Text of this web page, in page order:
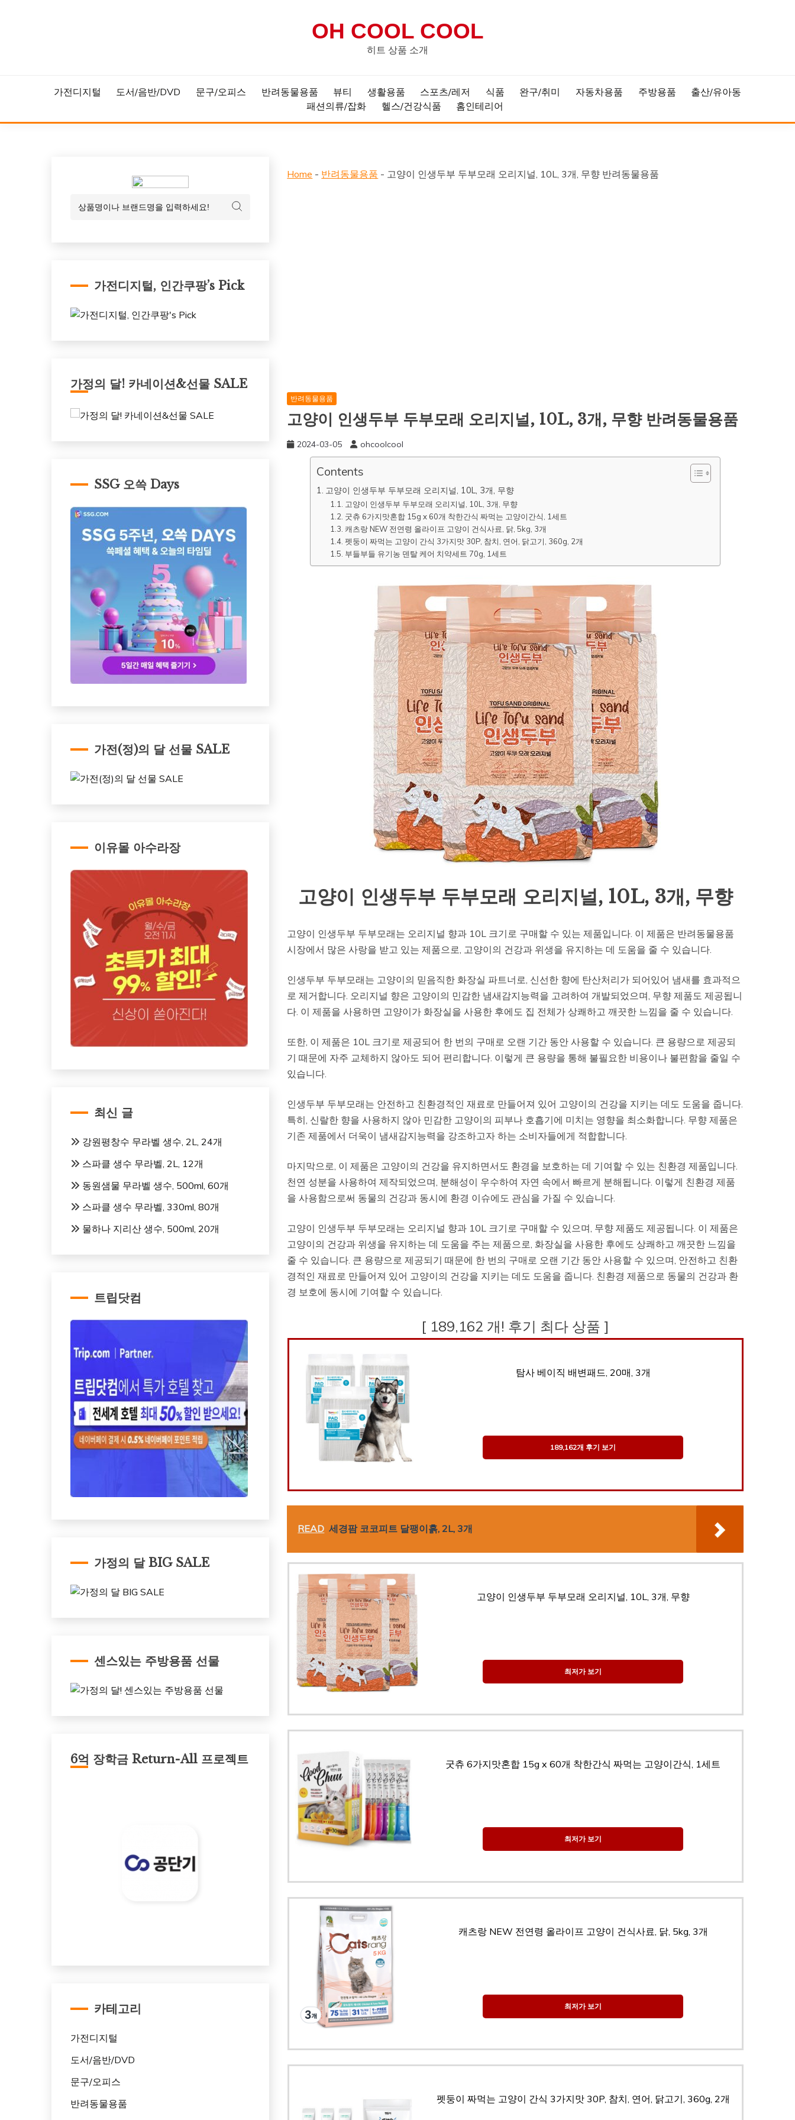
OH COOL COOL
히트 상품 소개
가전디지털 도서/음반/DVD 문구/오피스 반려동물용품 뷰티 생활용품 스포츠/레저 식품 완구/취미 자동차용품 주방용품
출산/유아동
패션의류/잡화
헬스/건강식품 홈인테리어
Home - 반려동물용품 - 고양이 인생두부 두부모래 오리지널, 10L, 3개, 무향 반려동물용품
반려동물용품
고양이 인생두부 두부모래 오리지널, 10L, 3개, 무향 반려동물용품
2024-03-05 ohcoolcool
Contents
고양이 인생두부 두부모래 오리지널, 10L, 3개, 무향
고양이 인생두부 두부모래 오리지널, 10L, 3개, 무향
굿츄 6가지맛혼합 15g x 60개 착한간식 짜먹는 고양이간식, 1세트
캐츠랑 NEW 전연령 올라이프 고양이 건식사료, 닭, 5kg, 3개
펫둥이 짜먹는 고양이 간식 3가지맛 30P, 참치, 연어, 닭고기, 360g, 2개
부들부들 유기농 덴탈 케어 치약세트 70g, 1세트
고양이 인생두부 두부모래 오리지널, 10L, 3개, 무향
고양이 인생두부 두부모래는 오리지널 향과 10L 크기로 구매할 수 있는 제품입니다. 이 제품은 반려동물용품
시장에서 많은 사랑을 받고 있는 제품으로, 고양이의 건강과 위생을 유지하는 데 도움을 줄 수 있습니다.
인생두부 두부모래는 고양이의 믿음직한 화장실 파트너로, 신선한 향에 탄산처리가 되어있어 냄새를 효과적으
로 제거합니다. 오리지널 향은 고양이의 민감한 냄새감지능력을 고려하여 개발되었으며, 무향 제품도 제공됩니
다. 이 제품을 사용하면 고양이가 화장실을 사용한 후에도 집 전체가 상쾌하고 깨끗한 느낌을 줄 수 있습니다.
또한, 이 제품은 10L 크기로 제공되어 한 번의 구매로 오랜 기간 동안 사용할 수 있습니다. 큰 용량으로 제공되
기 때문에 자주 교체하지 않아도 되어 편리합니다. 이렇게 큰 용량을 통해 불필요한 비용이나 불편함을 줄일 수
있습니다.
인생두부 두부모래는 안전하고 친환경적인 재료로 만들어져 있어 고양이의 건강을 지키는 데도 도움을 줍니다.
특히, 신랄한 향을 사용하지 않아 민감한 고양이의 피부나 호흡기에 미치는 영향을 최소화합니다. 무향 제품은
기존 제품에서 더욱이 냄새감지능력을 강조하고자 하는 소비자들에게 적합합니다.
마지막으로, 이 제품은 고양이의 건강을 유지하면서도 환경을 보호하는 데 기여할 수 있는 친환경 제품입니다.
천연 성분을 사용하여 제작되었으며, 분해성이 우수하여 자연 속에서 빠르게 분해됩니다. 이렇게 친환경 제품
을 사용함으로써 동물의 건강과 동시에 환경 이슈에도 관심을 가질 수 있습니다.
고양이 인생두부 두부모래는 오리지널 향과 10L 크기로 구매할 수 있으며, 무향 제품도 제공됩니다. 이 제품은
고양이의 건강과 위생을 유지하는 데 도움을 주는 제품으로, 화장실을 사용한 후에도 상쾌하고 깨끗한 느낌을
줄 수 있습니다. 큰 용량으로 제공되기 때문에 한 번의 구매로 오랜 기간 동안 사용할 수 있으며, 안전하고 친환
경적인 재료로 만들어져 있어 고양이의 건강을 지키는 데도 도움을 줍니다. 친환경 제품으로 동물의 건강과 환
경 보호에 동시에 기여할 수 있습니다.
[ 189,162 개! 후기 최다 상품 ]
탐사 베이직 배변패드, 20매, 3개
189,162개 후기 보기
READ 세경팜 코코피트 달팽이흙, 2L, 3개
고양이 인생두부 두부모래 오리지널, 10L, 3개, 무향
최저가 보기
굿츄 6가지맛혼합 15g x 60개 착한간식 짜먹는 고양이간식, 1세트
최저가 보기
캐츠랑 NEW 전연령 올라이프 고양이 건식사료, 닭, 5kg, 3개
최저가 보기
펫둥이 짜먹는 고양이 간식 3가지맛 30P, 참치, 연어, 닭고기, 360g, 2개
가전디지털, 인간쿠팡’s Pick
가정의 달! 카네이션&선물 SALE
SSG 오쓱 Days
가전(정)의 달 선물 SALE
이유몰 아수라장
최신 글
강원평창수 무라벨 생수, 2L, 24개
스파클 생수 무라벨, 2L, 12개
동원샘물 무라벨 생수, 500ml, 60개
스파클 생수 무라벨, 330ml, 80개
물하나 지리산 생수, 500ml, 20개
트립닷컴
가정의 달 BIG SALE
센스있는 주방용품 선물
6억 장학금 Return-All 프로젝트
카테고리
가전디지털
도서/음반/DVD
문구/오피스
반려동물용품